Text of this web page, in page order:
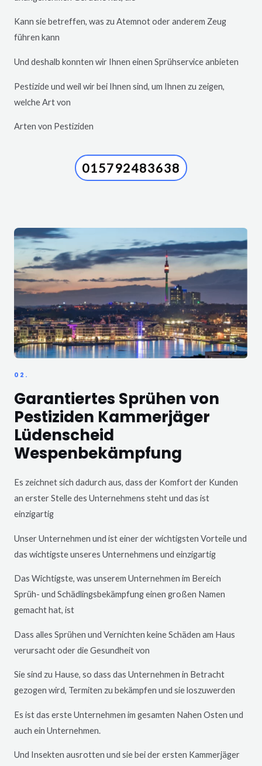
Kann sie betreffen, was zu Atemnot oder anderem Zeug
führen kann
Und deshalb konnten wir Ihnen einen Sprühservice anbieten
Pestizide und weil wir bei Ihnen sind, um Ihnen zu zeigen,
welche Art von
Arten von Pestiziden
015792483638
02.
Garantiertes Sprühen von
Pestiziden Kammerjäger
Lüdenscheid
Wespenbekämpfung
Es zeichnet sich dadurch aus, dass der Komfort der Kunden
an erster Stelle des Unternehmens steht und das ist
einzigartig
Unser Unternehmen und ist einer der wichtigsten Vorteile und
das wichtigste unseres Unternehmens und einzigartig
Das Wichtigste, was unserem Unternehmen im Bereich
Sprüh- und Schädlingsbekämpfung einen großen Namen
gemacht hat, ist
Dass alles Sprühen und Vernichten keine Schäden am Haus
verursacht oder die Gesundheit von
Sie sind zu Hause, so dass das Unternehmen in Betracht
gezogen wird, Termiten zu bekämpfen und sie loszuwerden
Es ist das erste Unternehmen im gesamten Nahen Osten und
auch ein Unternehmen.
Und Insekten ausrotten und sie bei der ersten Kammerjäger